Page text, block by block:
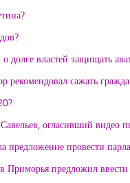
долге властей защищать
рекомендовал сажать
огласивший видео
предложение провести
предложил